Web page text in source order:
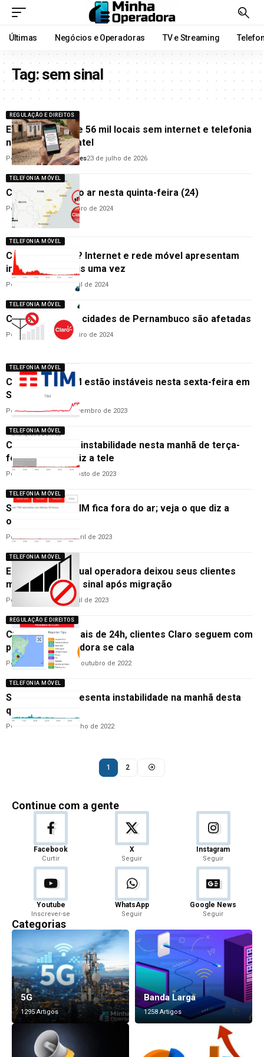
Últimas Negócios e Operadoras TV e Streaming
Tag:sem sinal
REGULAÇÃO E DIREITOS
Existem cerca de 56 mil locais sem internet e telefonia
no Brasil, diz Anatel
PorGoodanderson Gomes23 de julho de 2026
TELEFONIA MÓVEL
Claro fica fora do ar nesta quinta-feira (24)
Por 24 de outubro de 2024
TELEFONIA MÓVEL
Claro fora do ar? Internet e rede móvel apresentam
instabilidade mais uma vez
Por 4 de abril de 2024
TELEFONIA MÓVEL
Claro fora do ar: cidades de Pernambuco são afetadas
Por Redação 3 de fevereiro de 2024
TELEFONIA MÓVEL
Claro, Vivo e TIM estão instáveis nesta sexta-feira em
São Paulo
PorAna Cláudia3 de novembro de 2023
TELEFONIA MÓVEL
Claro apresenta instabilidade nesta manhã de terça-
feira, 1º; o que diz a tele
Por 1 de agosto de 2023
TELEFONIA MÓVEL
Sinal móvel da TIM fica fora do ar; veja o que diz a
operadora
PorCleane Lima13 de abril de 2023
TELEFONIA MÓVEL
Estudo mostra qual operadora deixou seus clientes
mais tempo sem sinal após migração
Por Cleane Lima5 de abril de 2023
REGULAÇÃO E DIREITOS
Com falhas há mais de 24h, clientes Claro seguem com
problema; operadora se cala
PorVagner Santos19 de outubro de 2022
TELEFONIA MÓVEL
Sinal da Vivo apresenta instabilidade na manhã desta
quarta-feira, 27
Por 27 de julho de 2022
1 2
Continue com a gente
Facebook
Curtir
X
Seguir
Instagram
Seguir
Youtube
Inscrever-se
WhatsApp
Seguir
Google News
Seguir
Categorias
5G
1295 Artigos
Banda Larga
1258 Artigos